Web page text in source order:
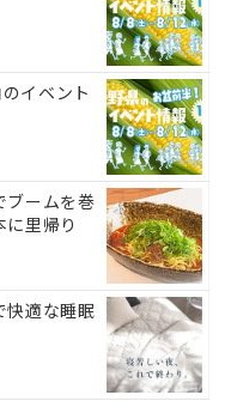
イベント
ブームを巻
に里帰り
快適な睡眠